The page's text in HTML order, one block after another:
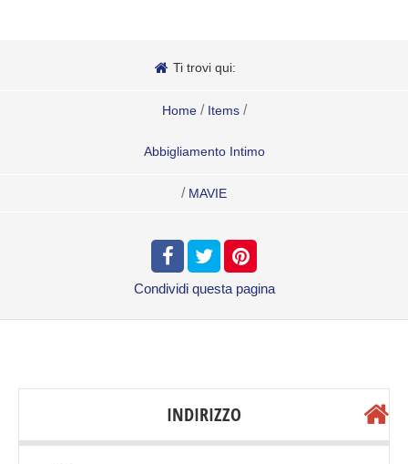
Ti trovi qui:
Home / Items /
Abbigliamento Intimo
/ MAVIE
Condividi questa pagina
INDIRIZZO